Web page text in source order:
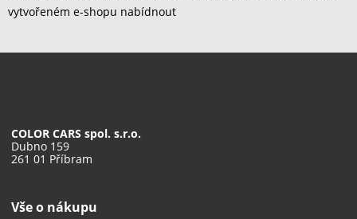
vytvořeném e-shopu nabídnout
COLOR CARS spol. s.r.o.
Dubno 159
261 01 Příbram
Vše o nákupu